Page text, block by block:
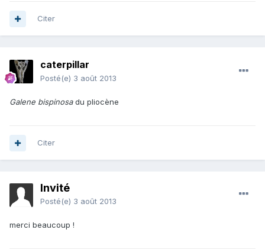
Citer
caterpillar
Posté(e) 3 août 2013
Galene bispinosadu pliocène
Citer
Invité
Posté(e) 3 août 2013
merci beaucoup !